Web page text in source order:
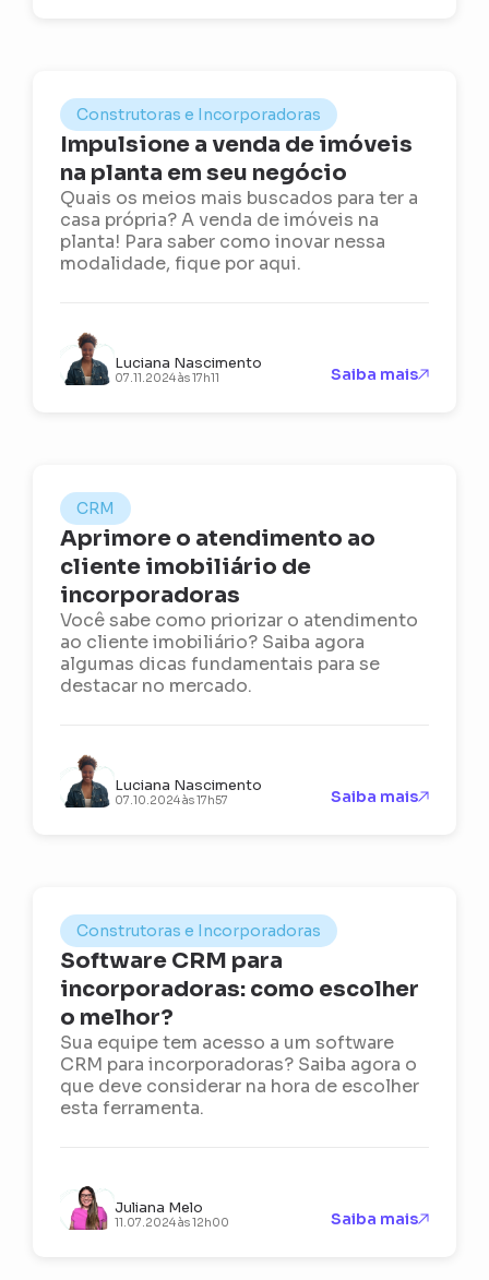
Construtoras e Incorporadoras
Impulsione a venda de imóveis
na planta em seu negócio
Quais os meios mais buscados para ter a
casa própria? A venda de imóveis na
planta! Para saber como inovar nessa
modalidade, fique por aqui.
Luciana Nascimento
07.11.2024 às 17h11 Saiba mais
CRM
Aprimore o atendimento ao
cliente imobiliário de
incorporadoras
Você sabe como priorizar o atendimento
ao cliente imobiliário? Saiba agora
algumas dicas fundamentais para se
destacar no mercado.
Luciana Nascimento
07.10.2024 às 17h57 Saiba mais
Construtoras e Incorporadoras
Software CRM para
incorporadoras: como escolher
o melhor?
Sua equipe tem acesso a um software
CRM para incorporadoras? Saiba agora o
que deve considerar na hora de escolher
esta ferramenta.
Juliana Melo
11.07.2024 às 12h00 Saiba mais